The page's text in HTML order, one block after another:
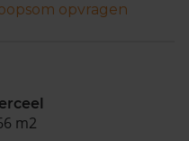
opvragen
m2